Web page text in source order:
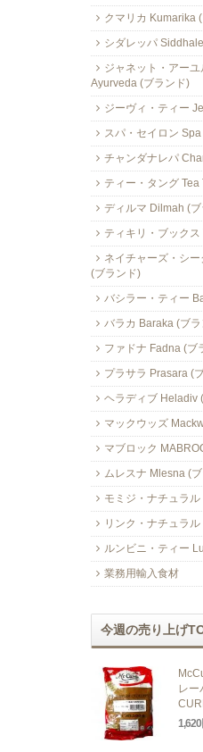
クマリカ Kumarika
シダレッパ
ジャネット・アー
Ayurveda (ブランド)
ジーヴィ・ティー
スパ・セイロン
チャンダナレパ
ティー・タング
ディルマ Dilmah (
ティキリ・ブック
ネイチャーズ・シ
(ブランド)
バシラー・ティー
バラカ Baraka (ブ
ファドナ Fadna (ブ
プラサラ Prasara (
ヘラディブ Heladiv
マックウッズ
マブロック
ムレスナ Mlesna (
モミジ・ナチュラ
リンク・ナチュラ
ルンビニ・ティー
業務用輸入食材
今週の売り上げ
レー